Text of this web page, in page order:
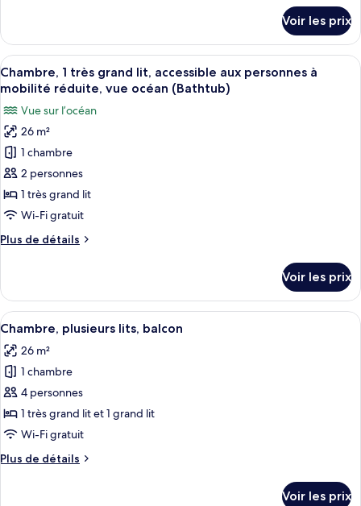
vue
océan
le
type
de
chambre
plusieurs
lits,
vue
océan
Voir les prix
Afficher
toutes
photos
pour
ce
type
de
chambre :
1
lit,
accessible
aux
personnes
à
mobilité
réduite,
vue
océan
Une chambre d’hôtel avec un
7
Chambre, 1 très grand lit, accessible aux personnes à
mobilité réduite, vue océan (Bathtub)
Vue sur l’océan
26 m²
1 chambre
2 personnes
1 très grand lit
Wi-Fi gratuit
Plus de détails
Plus
le
type
de
Chambre,
très
grand
lit,
accessible
aux
personnes
Voir les prix
Afficher
toutes
les
photos
pour
ce
type
chambre :
Une chambre d’hôtel avec deux lits,
8
Chambre, plusieurs lits, balcon
26 m²
1 chambre
4 personnes
1 très grand lit et 1 grand lit
Wi-Fi gratuit
Plus de détails
Plus
Voir les prix